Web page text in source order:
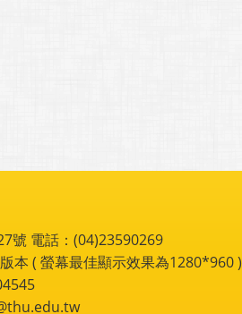
號 電話：(04)23590269
本 ( 螢幕最佳顯示效果為1280*960 )